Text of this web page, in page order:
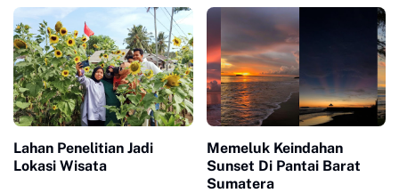
Lahan Penelitian Jadi
Lokasi Wisata
Memeluk Keindahan
Sunset Di Pantai Barat
Sumatera